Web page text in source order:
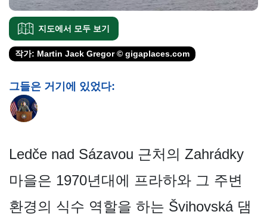
지도에서 모두 보기
작가: Martin Jack Gregor © gigaplaces.com
그들은 거기에 있었다:
Ledče nad Sázavou 근처의 Zahrádky
마을은 1970년대에 프라하와 그 주변
환경의 식수 역할을 하는 Švihovská 댐